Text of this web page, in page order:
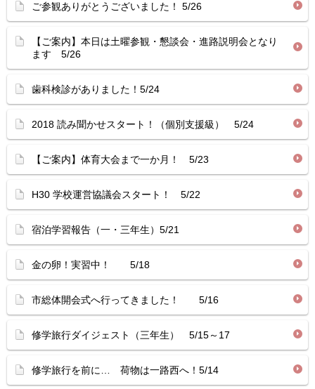
ご参観ありがとうございました！ 5/26
【ご案内】本日は土曜参観・懇談会・進路説明会となり
ます 5/26
歯科検診がありました！5/24
2018 読み聞かせスタート！（個別支援級） 5/24
【ご案内】体育大会まで一か月！ 5/23
H30 学校運営協議会スタート！ 5/22
宿泊学習報告（一・三年生）5/21
金の卵！実習中！ 5/18
市総体開会式へ行ってきました！ 5/16
修学旅行ダイジェスト（三年生） 5/15～17
修学旅行を前に… 荷物は一路西へ！5/14